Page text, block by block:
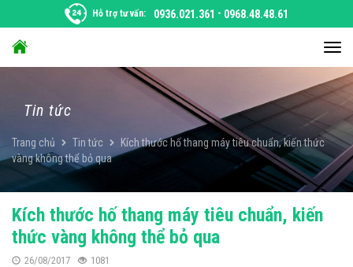
dung
Hỗ trợ tư vấn: 0936.021.361 - 0968.48.48.61
đổi
điều
Tin tức
Trang chủ Tin tức
Kích thước hố thang máy tiêu chuẩn, kiến thức
vàng không thể bỏ qua
Kích thước hố thang máy tiêu chuẩn, kiến
thức vàng không thể bỏ qua
26/08/2017 1081